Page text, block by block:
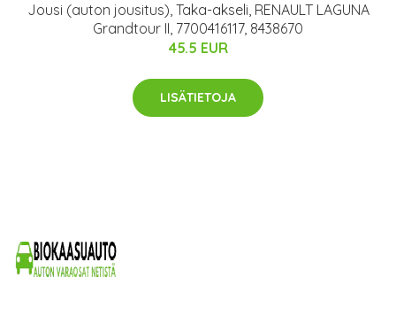
Jousi (auton jousitus), Taka-akseli, RENAULT LAGUNA
Grandtour II, 7700416117, 8438670
45.5 EUR
LISÄTIETOJA